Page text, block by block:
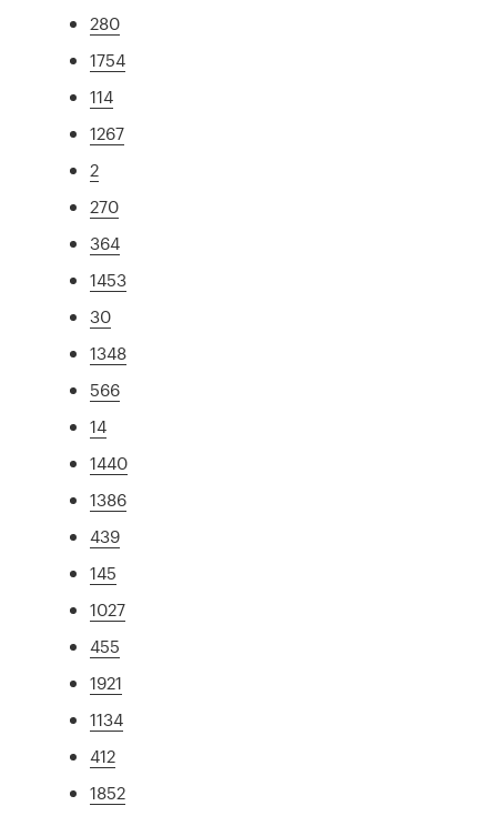
280
1754
114
1267
2
270
364
1453
30
1348
566
14
1440
1386
439
145
1027
455
1921
1134
412
1852